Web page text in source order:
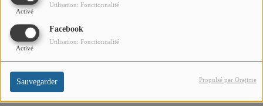
Activé
Utilisation: Fonctionnalité
Facebook
Activé
Utilisation: Fonctionnalité
Sauvegarder Propulsé par Orejime
SPORT